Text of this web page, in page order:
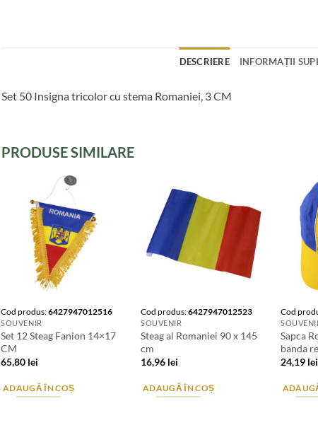
DESCRIERE INFORMAȚII
Set 50 Insigna tricolor cu stema Romaniei, 3 CM
PRODUSE SIMILARE
Cod produs:6427947012516
SOUVENIR
Set 12 Steag Fanion 14×17
CM
65,80 lei
ADAUGĂ ÎN COȘ
Cod produs:6427947012523
SOUVENIR
Steag al Romaniei 90 x 145
cm
16,96 lei
ADAUGĂ ÎN COȘ
Cod
Sapca
banda
24,19 lei